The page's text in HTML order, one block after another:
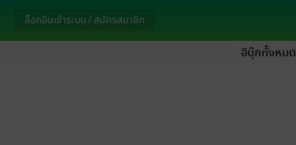
ล็อกอินเข้าระบบ / สมัครสมาชิก
อีบุ๊กทั้งหมด